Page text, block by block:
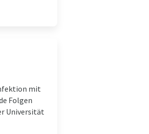
mit
Folgen
Universität